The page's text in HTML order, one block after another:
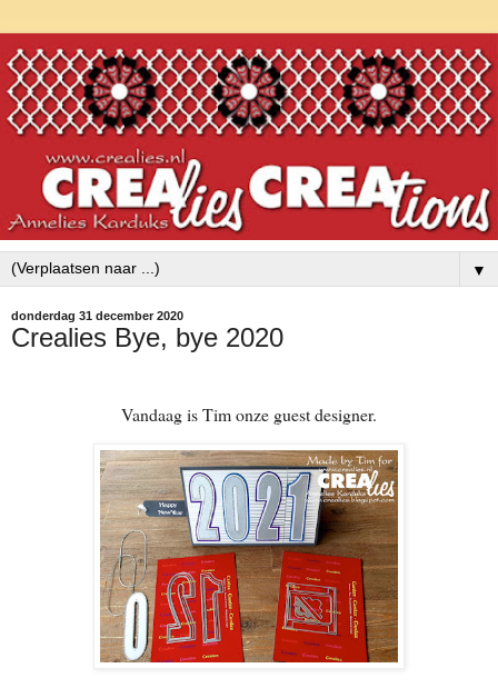
▼
donderdag 31 december 2020
Crealies Bye, bye 2020
Vandaag is Tim onze guest designer.